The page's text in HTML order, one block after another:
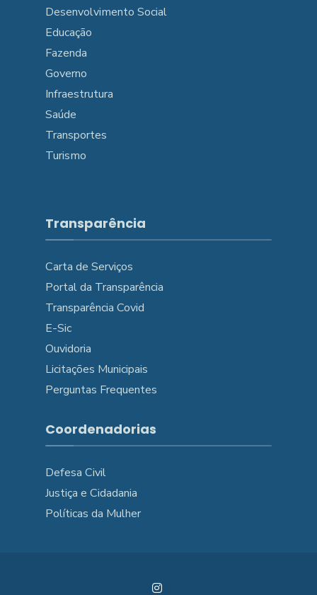
Desenvolvimento Social
Educação
Fazenda
Governo
Infraestrutura
Saúde
Transportes
Turismo
Transparência
Carta de Serviços
Portal da Transparência
Transparência Covid
E-Sic
Ouvidoria
Licitações Municipais
Perguntas Frequentes
Coordenadorias
Defesa Civil
Justiça e Cidadania
Políticas da Mulher